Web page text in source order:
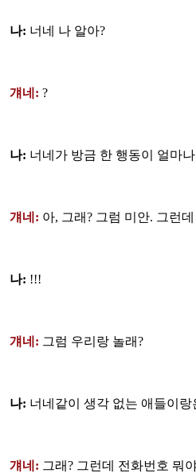
나: 너네 나 알아?
걔네: ?
나: 너네가 방금 한 행동이 얼마
걔네: 아, 그래? 그럼 미안. 그런
나: !!!
걔네: 그럼 우리랑 놀래?
나: 너네같이 생각 없는 애들이랑
걔네: 그래? 그런데 전화번호 뭐